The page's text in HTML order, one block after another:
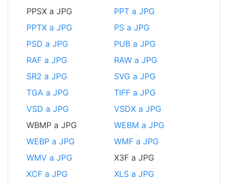
PPSX a JPG
PPT a JPG
PPTX a JPG
PS a JPG
PSD a JPG
PUB a JPG
RAF a JPG
RAW a JPG
SR2 a JPG
SVG a JPG
TGA a JPG
TIFF a JPG
VSD a JPG
VSDX a JPG
WBMP a JPG
WEBM a JPG
WEBP a JPG
WMF a JPG
WMV a JPG
X3F a JPG
XCF a JPG
XLS a JPG